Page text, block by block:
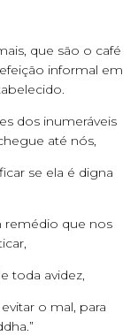
que são o café
informal em
dos inumeráveis
até nós,
se ela é digna
remédio que nos
toda avidez,
o mal, para